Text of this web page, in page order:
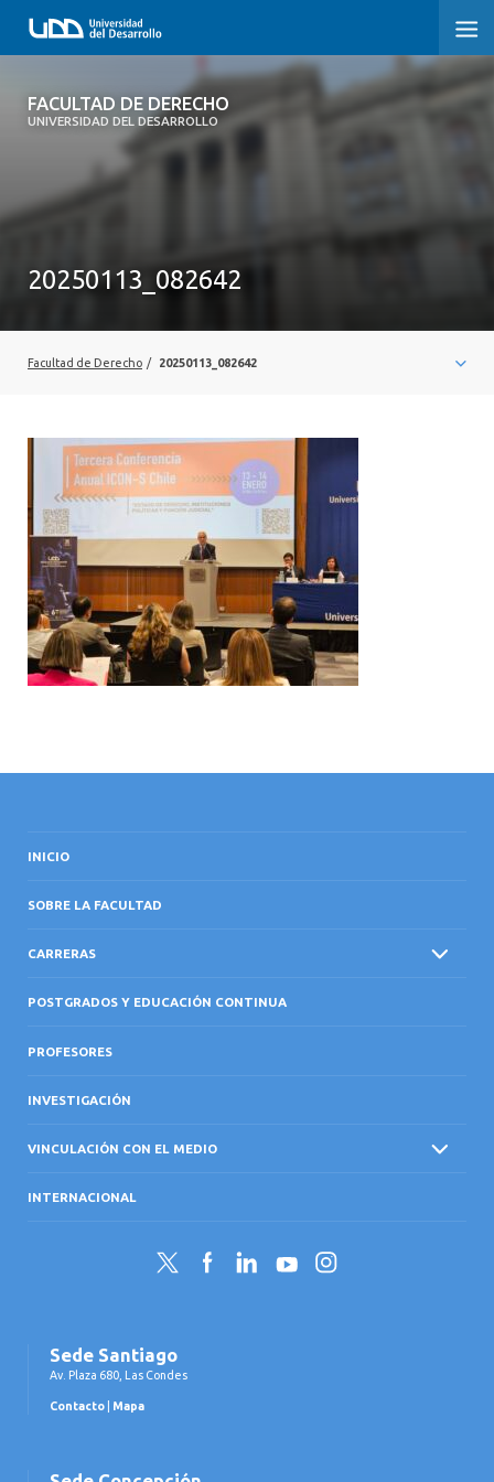
FACULTAD DE DERECHO
UNIVERSIDAD DEL DESARROLLO
FACULTAD DE DERECHO
SOBRE LA FACULTAD
VINCULACIÓN CON EL MEDIO
INTERNACIONAL
20250113_082642
Facultad de Derecho / 20250113_082642
INICIO
SOBRE LA FACULTAD
CARRERAS
POSTGRADOS Y EDUCACIÓN CONTINUA
PROFESORES
INVESTIGACIÓN
VINCULACIÓN CON EL MEDIO
INTERNACIONAL
Twitter FacebookLinkedInYouTubeInstagram
Sede Santiago
Av. Plaza 680, Las Condes
Contacto Mapa